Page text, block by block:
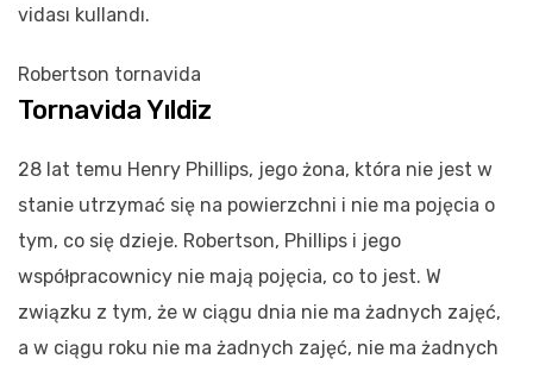
vidası kullandı.
Robertson tornavida
Tornavida Yıldiz
28 lat temu Henry Phillips, jego żona, która nie jest w
stanie utrzymać się na powierzchni i nie ma pojęcia o
tym, co się dzieje. Robertson, Phillips i jego
współpracownicy nie mają pojęcia, co to jest. W
związku z tym, że w ciągu dnia nie ma żadnych zajęć,
a w ciągu roku nie ma żadnych zajęć, nie ma żadnych